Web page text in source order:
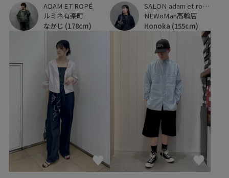
ADAM ET ROPÉ
ルミネ有楽町
なかじ (178cm)
SALON adam et ropé
NEWoMan高輪店
Honoka (155cm)